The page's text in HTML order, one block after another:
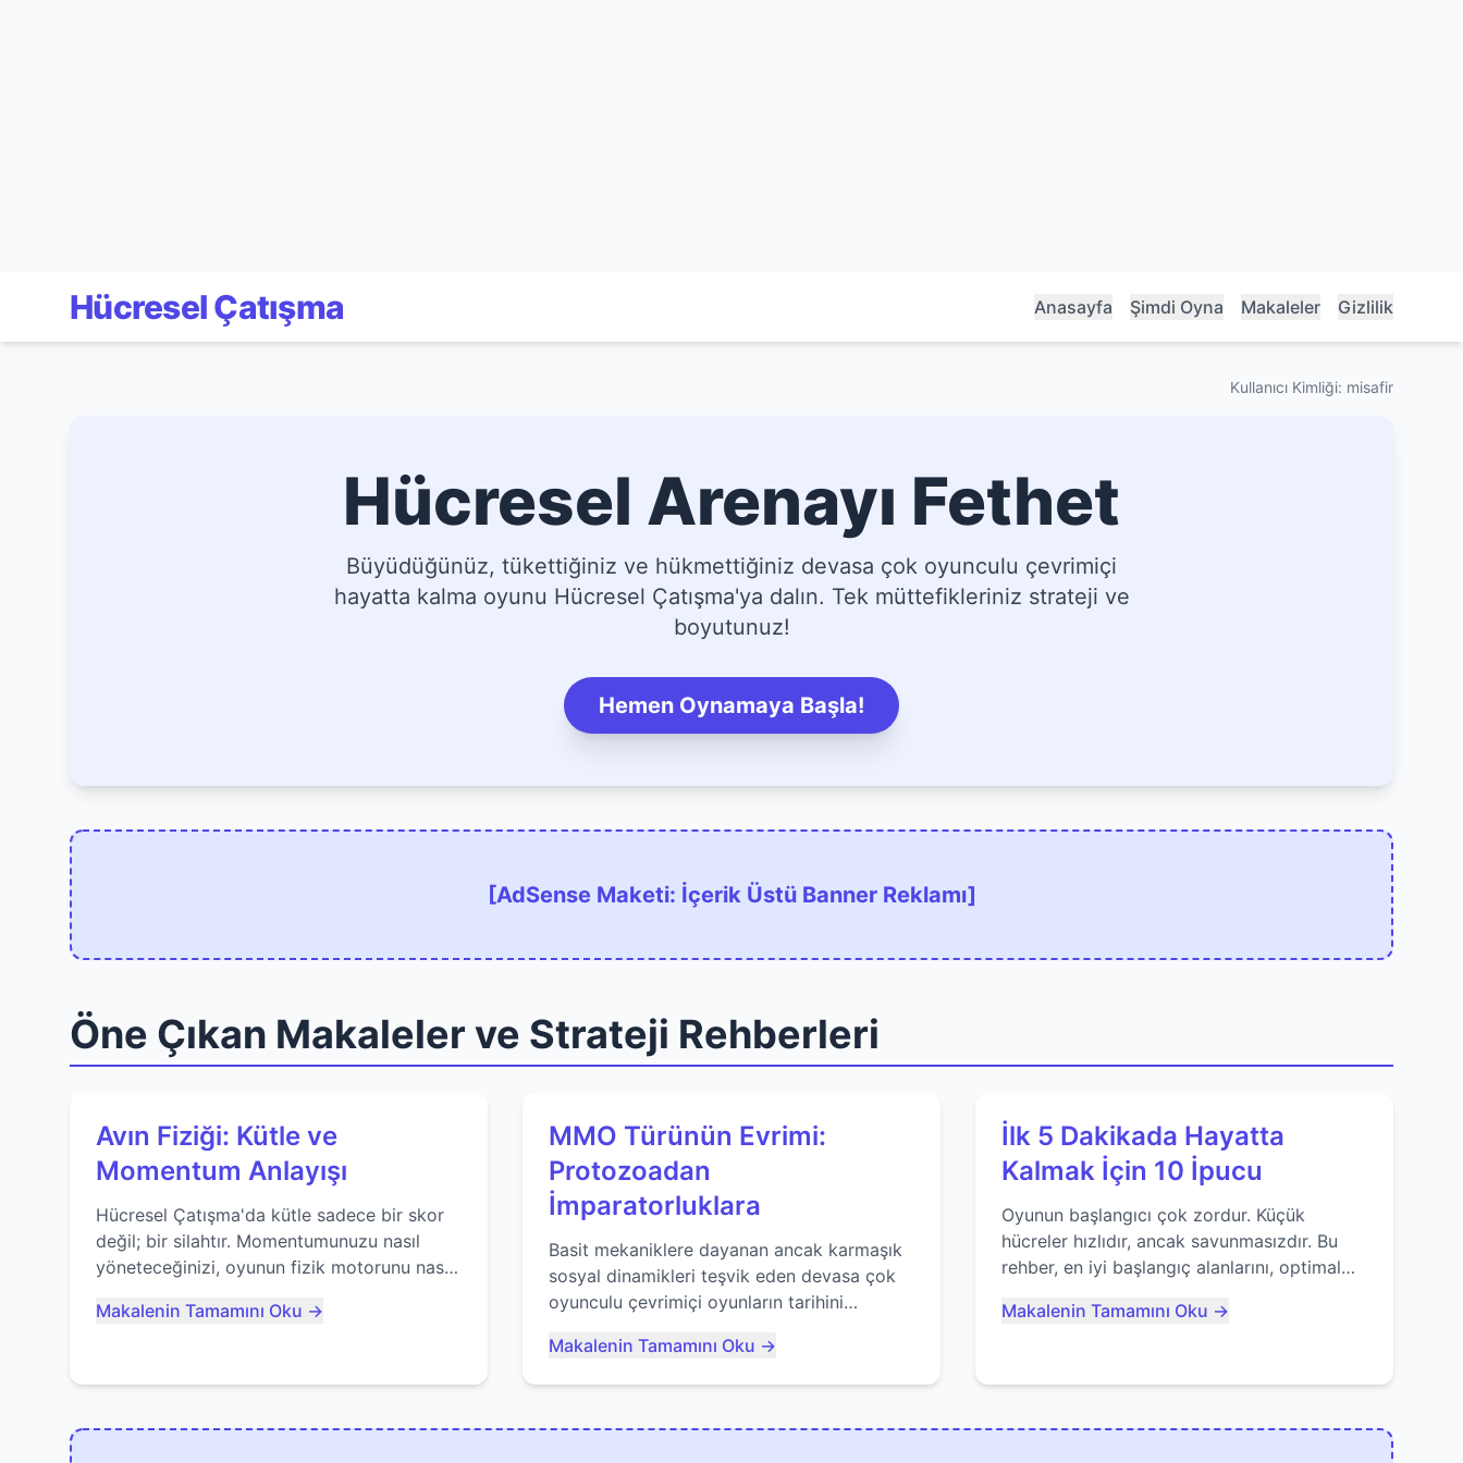
Hücresel Çatışma Anasayfa Şimdi Oyna Makaleler Gizlilik
Kullanıcı Kimliği: misafir
Hücresel Arenayı Fethet
Büyüdüğünüz, tükettiğiniz ve hükmettiğiniz devasa çok oyunculu çevrimiçi
hayatta kalma oyunu Hücresel Çatışma'ya dalın. Tek müttefikleriniz strateji ve
boyutunuz!
Hemen Oynamaya Başla!
[AdSense Maketi: İçerik Üstü Banner Reklamı]
Öne Çıkan Makaleler ve Strateji Rehberleri
Avın Fiziği: Kütle ve
Momentum Anlayışı
Hücresel Çatışma'da kütle sadece bir skor
değil; bir silahtır. Momentumunuzu nasıl
yöneteceğinizi, oyunun fizik motorunu nasıl
nasıl ustalaşacağınızı öğrenin...
Makalenin Tamamını Oku →
MMO Türünün Evrimi:
Protozoadan
İmparatorluklara
Basit mekaniklere dayanan ancak karmaşık
sosyal dinamikleri teşvik eden devasa çok
oyunculu çevrimiçi oyunların tarihini
bakıyoruz...
Makalenin Tamamını Oku →
İlk 5 Dakikada Hayatta
Kalmak İçin 10 İpucu
Oyunun başlangıcı çok zordur. Küçük
hücreler hızlıdır, ancak savunmasızdır. Bu
rehber, en iyi başlangıç alanlarını, optimal
olmaktan nasıl kaçınacağınızı anlatıyor...
Makalenin Tamamını Oku →